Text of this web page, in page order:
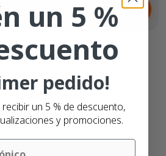
450 Turbo
la etiqueta: 56mm
de las etiquetas: 25mm
100mm/s
un 5 %
pedido!
un 5 % de descuento,
y promociones.